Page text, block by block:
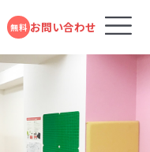
無料 お問い合わせ
いて
受付中